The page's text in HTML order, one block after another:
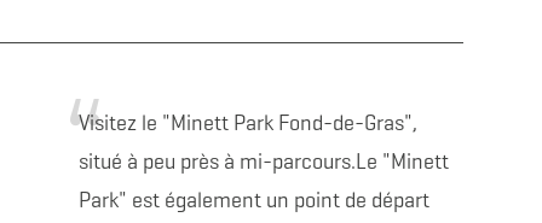
Visitez le "Minett Park Fond-de-Gras",
situé à peu près à mi-parcours.Le "Minett
Park" est également un point de départ